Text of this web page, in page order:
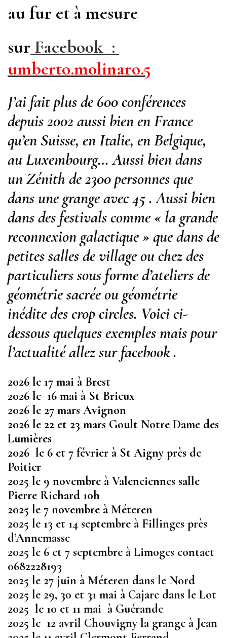
au fur et à mesure
sur Facebook :
umberto.molinaro.5
J’ai fait plus de 600 conférences
depuis 2002 aussi bien en France
qu’en Suisse, en Italie, en Belgique,
au Luxembourg… Aussi bien dans
un Zénith de 2300 personnes que
dans une grange avec 45 . Aussi bien
dans des festivals comme « la grande
reconnexion galactique » que dans de
petites salles de village ou chez des
particuliers sous forme d’ateliers de
géométrie sacrée ou géométrie
inédite des crop circles. Voici ci-
dessous quelques exemples mais pour
l’actualité allez sur facebook .
2026 le 17 mai à Brest
2026 le 16 mai à St Brieux
2026 le 27 mars Avignon
2026 le 22 et 23 mars Goult Notre Dame des
Lumières
2026 le 6 et 7 février à St Aigny près de
Poitier
2025 le 9 novembre à Valenciennes salle
Pierre Richard 10h
2025 le 7 novembre à Méteren
2025 le 13 et 14 septembre à Fillinges près
d’Annemasse
2025 le 6 et 7 septembre à Limoges contact
0682228193
2025 le 27 juin à Méteren dans le Nord
2025 le 29, 30 et 31 mai à Cajarc dans le Lot
2025 le 10 et 11 mai à Guérande
2025 le 12 avril Chouvigny la grange à Jean